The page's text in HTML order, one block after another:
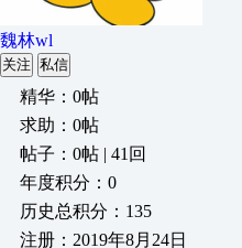
魏林wl
关注 私信
精华：0帖
求助：0帖
帖子：0帖 | 41回
年度积分：0
历史总积分：135
注册：2019年8月24日